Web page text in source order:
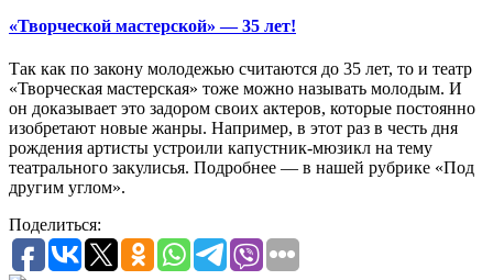
«Творческой мастерской» — 35 лет!
Так как по закону молодежью считаются до 35 лет, то и театр
«Творческая мастерская» тоже можно называть молодым. И
он доказывает это задором своих актеров, которые постоянно
изобретают новые жанры. Например, в этот раз в честь дня
рождения артисты устроили капустник-мюзикл на тему
театрального закулисья. Подробнее — в нашей рубрике «Под
другим углом».
Поделиться: